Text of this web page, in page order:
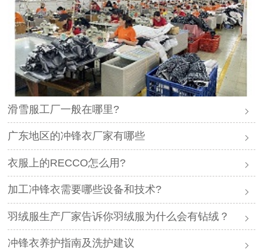
滑雪服工厂一般在哪里?
广东地区的冲锋衣厂家有哪些
衣服上的RECCO怎么用?
加工冲锋衣需要哪些设备和技术?
羽绒服生产厂家告诉你羽绒服为什么会有钻绒？
冲锋衣养护指南及洗护建议